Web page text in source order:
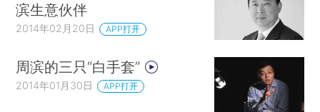
滨生意伙伴
2014年02月20日 APP打开
周滨的三只“白手套”
2014年01月30日 APP打开